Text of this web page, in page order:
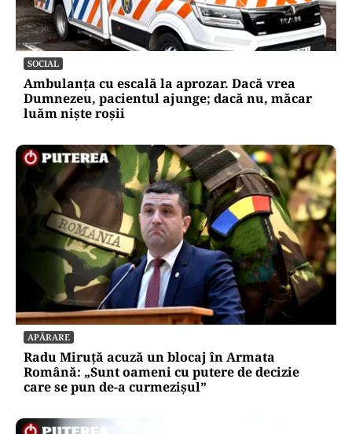
SOCIAL
Ambulanța cu escală la aprozar. Dacă vrea
Dumnezeu, pacientul ajunge; dacă nu, măcar
luăm niște roșii
APĂRARE
Radu Miruță acuză un blocaj în Armata
Română: „Sunt oameni cu putere de decizie
care se pun de-a curmezișul”